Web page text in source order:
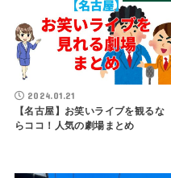
2024.01.21
【名古屋】お笑いライブを観るな
らココ！人気の劇場まとめ